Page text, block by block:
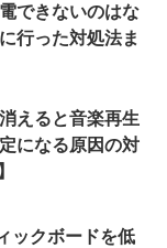
できないのはな
行った対処法ま
えると音楽再生
になる原因の対
ックボードを低